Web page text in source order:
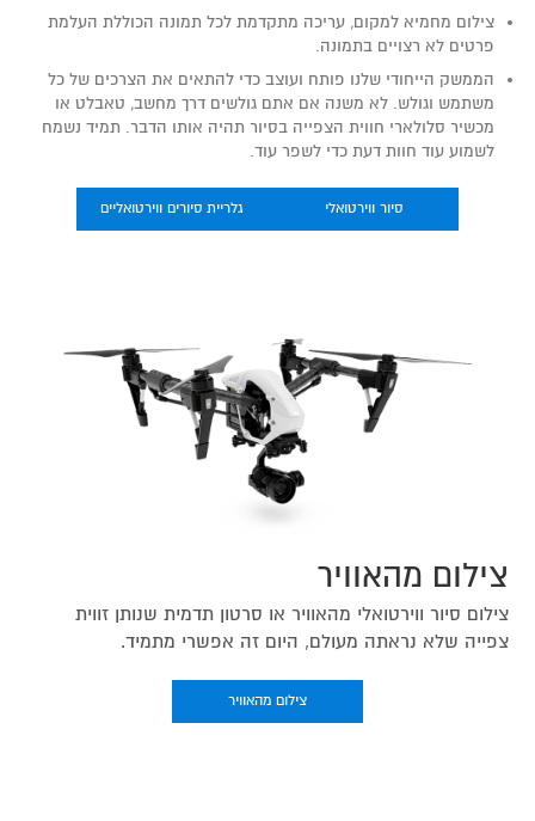
צילום מחמיא למקום, עריכה מתקדמת לכל תמונה הכוללת העלמת
פרטים לא רצויים בתמונה.
הממשק הייחודי שלנו פותח ועוצב כדי להתאים את הצרכים של כל
משתמש וגולש. לא משנה אם אתם גולשים דרך מחשב, טאבלט או
מכשיר סלולארי חווית הצפייה בסיור תהיה אותו הדבר. תמיד נשמח
לשמוע עוד חוות דעת כדי לשפר עוד.
סיור ווירטואלי גלריית סיורים ווירטואליים
צילום מהאוויר
צילום סיור ווירטואלי מהאוויר או סרטון תדמית שנותן זווית
צפייה שלא נראתה מעולם, היום זה אפשרי מתמיד.
צילום מהאוויר